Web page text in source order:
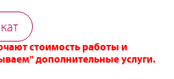
стоимость работы и
дополнительные услуги.